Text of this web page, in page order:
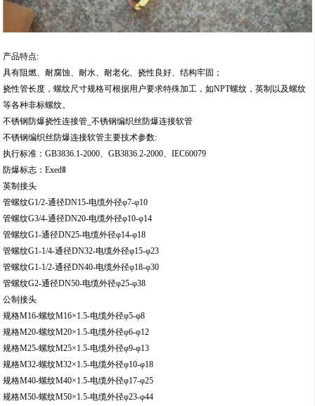
产品特点:
具有阻燃、耐腐蚀、耐水、耐老化、挠性良好、结构牢固；
挠性管长度，螺纹尺寸规格可根据用户要求特殊加工，如NPT螺纹，英制以及螺纹
等各种非标螺纹。
不锈钢防爆挠性连接管_不锈钢编织丝防爆连接软管
不锈钢编织丝防爆连接软管主要技术参数:
执行标准：GB3836.1-2000、GB3836.2-2000、IEC60079
防爆标志：ExedⅡ
英制接头
管螺纹G1/2-通径DN15-电缆外径φ7-φ10
管螺纹G3/4-通径DN20-电缆外径φ10-φ14
管螺纹G1-通径DN25-电缆外径φ14-φ18
管螺纹G1-1/4-通径DN32-电缆外径φ15-φ23
管螺纹G1-1/2-通径DN40-电缆外径φ18-φ30
管螺纹G2-通径DN50-电缆外径φ25-φ38
公制接头
规格M16-螺纹M16×1.5-电缆外径φ5-φ8
规格M20-螺纹M20×1.5-电缆外径φ6-φ12
规格M25-螺纹M25×1.5-电缆外径φ9-φ13
规格M32-螺纹M32×1.5-电缆外径φ10-φ18
规格M40-螺纹M40×1.5-电缆外径φ17-φ25
规格M50-螺纹M50×1.5-电缆外径φ23-φ44